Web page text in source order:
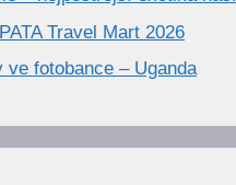
Travel Mart 2026
ve fotobance – Uganda